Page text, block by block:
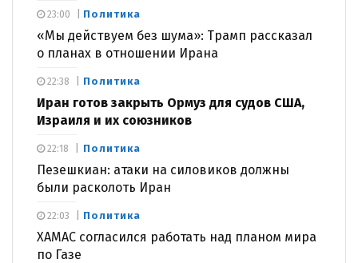
Политика
«Мы действуем без шума»: Трамп рассказал
о планах в отношении Ирана
23:00
Политика
Иран готов закрыть Ормуз для судов США,
Израиля и их союзников
22:38
Политика
Пезешкиан: атаки на силовиков должны
были расколоть Иран
22:18
Политика
ХАМАС согласился работать над планом мира
по Газе
22:03